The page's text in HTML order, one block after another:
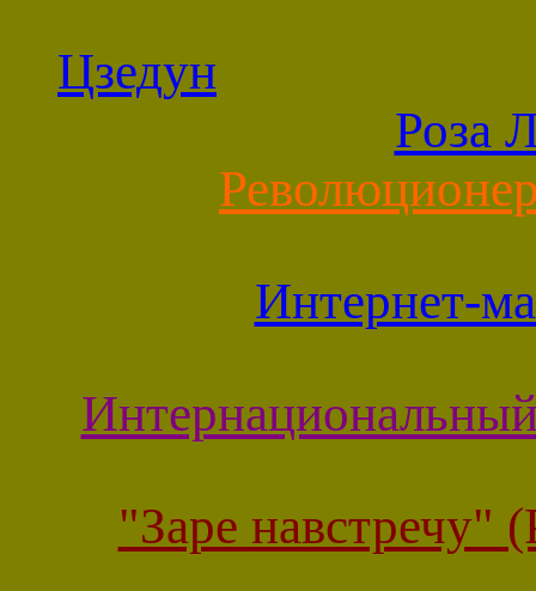
Цзедун
Роза
Интернет-
"Заре навстречу"